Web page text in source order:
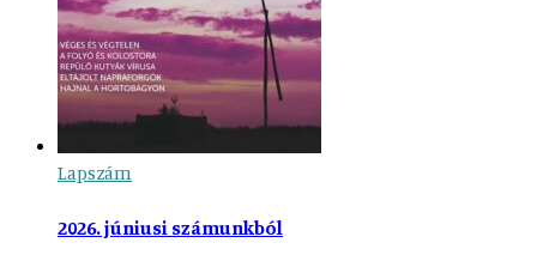
Lapszám
2026. júniusi számunkból